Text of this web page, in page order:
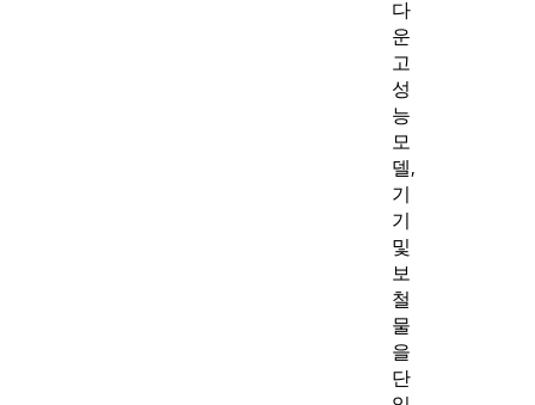
다
운
고
성
능
모
델,
기
기
및
보
철
물
을
단